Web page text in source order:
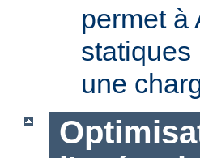
permet à
statiques
une